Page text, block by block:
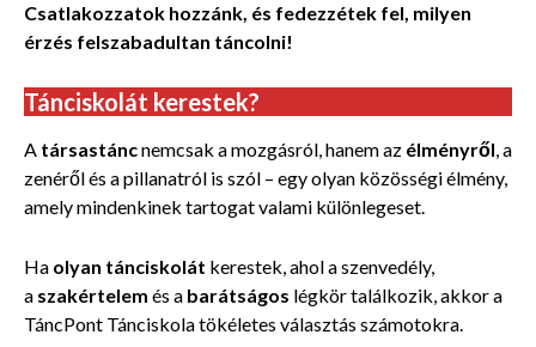
Csatlakozzatok hozzánk, és fedezzétek fel, milyen
érzés felszabadultan táncolni!
Tánciskolát kerestek?
A társastáncnemcsak a mozgásról, hanem az élményről, a
zenéről és a pillanatról is szól – egy olyan közösségi élmény,
amely mindenkinek tartogat valami különlegeset.
Ha olyan tánciskolát kerestek, ahol a szenvedély,
a szakértelem és a barátságos légkör találkozik, akkor a
TáncPont Tánciskola tökéletes választás számotokra.